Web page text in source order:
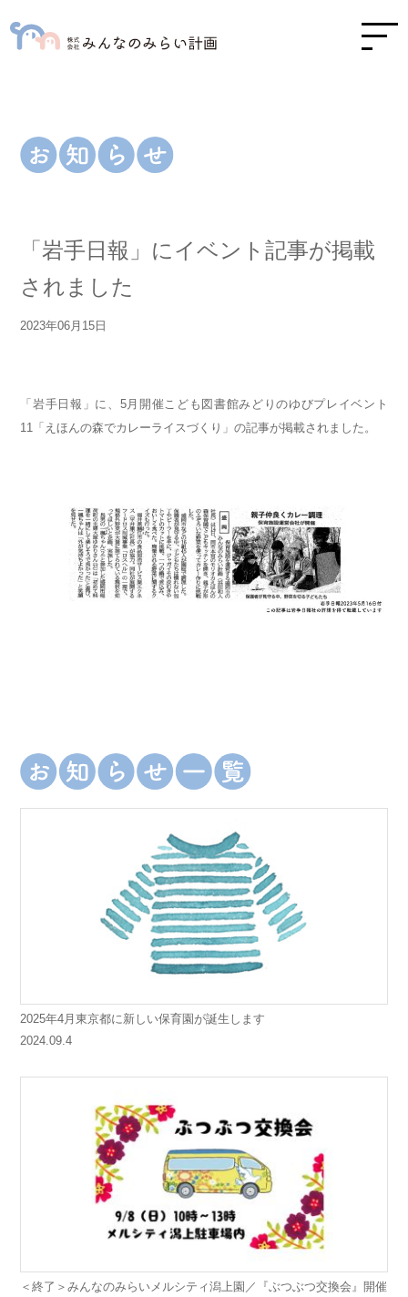
「岩手日報」にイベント記事が掲載
されました
2023年06月15日
「岩手日報」に、5月開催こども図書館みどりのゆびプレイベント
11「えほんの森でカレーライスづくり」の記事が掲載されました。
2025年4月東京都に新しい保育園が誕生します
2024.09.4
＜終了＞みんなのみらいメルシティ潟上園／『ぶつぶつ交換会』開催